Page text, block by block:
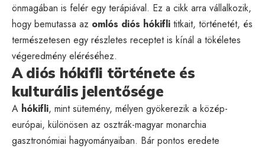
önmagában is felér egy terápiával. Ez a cikk arra vállalkozik,
hogy bemutassa az omlós diós hókifli titkait, történetét, és
természetesen egy részletes receptet is kínál a tökéletes
végeredmény eléréséhez.
A diós hókifli története és
kulturális jelentősége
A hókifli, mint sütemény, mélyen gyökerezik a közép-
európai, különösen az osztrák-magyar monarchia
gasztronómiai hagyományaiban. Bár pontos eredete